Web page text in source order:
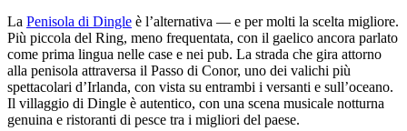
La Penisola di Dingle è l’alternativa — e per molti la scelta migliore.
Più piccola del Ring, meno frequentata, con il gaelico ancora parlato
come prima lingua nelle case e nei pub. La strada che gira attorno
alla penisola attraversa il Passo di Conor, uno dei valichi più
spettacolari d’Irlanda, con vista su entrambi i versanti e sull’oceano.
Il villaggio di Dingle è autentico, con una scena musicale notturna
genuina e ristoranti di pesce tra i migliori del paese.